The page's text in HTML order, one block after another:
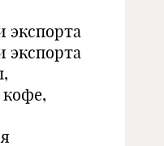
экспорта
экспорта
кофе,